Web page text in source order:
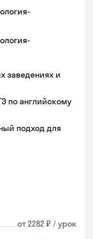
заведениях и
по английскому
подход для
от 2282 ₽ / урок